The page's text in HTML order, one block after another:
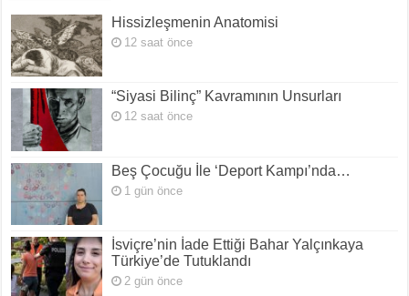
Hissizleşmenin Anatomisi
12 saat önce
“Siyasi Bilinç” Kavramının Unsurları
12 saat önce
Beş Çocuğu İle ‘Deport Kampı’nda…
1 gün önce
İsviçre’nin İade Ettiği Bahar Yalçınkaya
Türkiye’de Tutuklandı
2 gün önce